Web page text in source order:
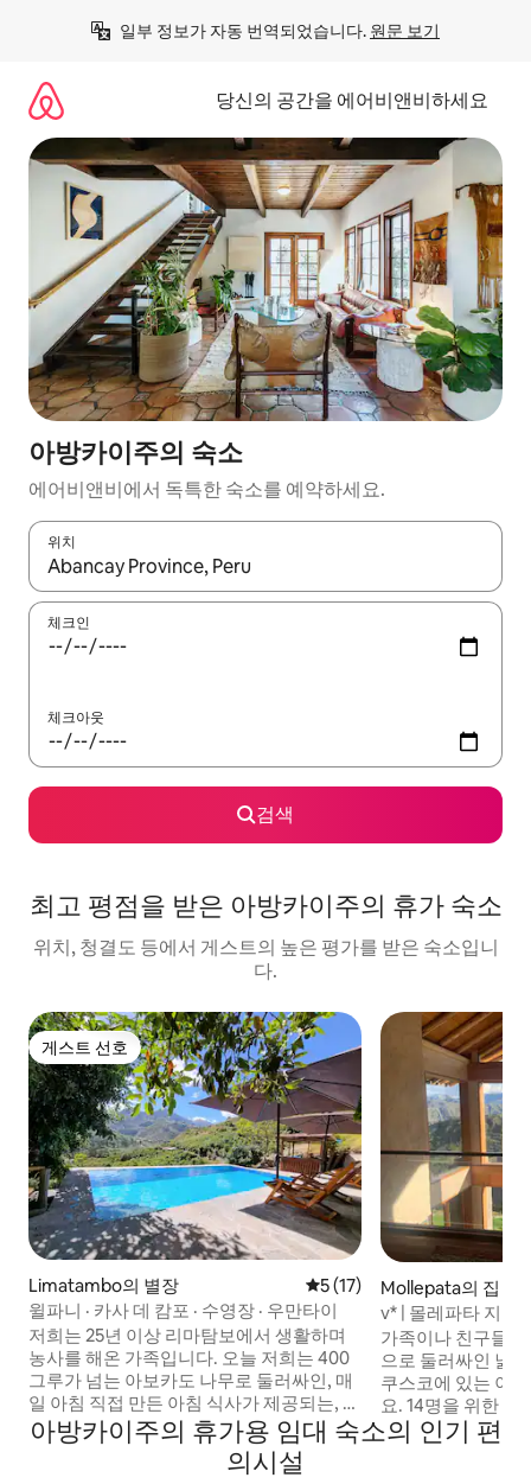
일부 정보가 자동 번역되었습니다. 원문 보기
당신의 공간을 에어비앤비하세요
아방카이주의 숙소
에어비앤비에서 독특한 숙소를 예약하세요.
위치
결과가 나오면 위·아래 화살표 키를 사용하거나 터치 또는 스와이
체크인
체크아웃
검색
최고 평점을 받은 아방카이주의 휴가 숙소
위치, 청결도 등에서 게스트의 높은 평가를 받은 숙소입니
다.
게스트 선호
게스트 선호
Limatambo의 별장 평점 5점(5점 만점), 후기 17
5 (17)
윌파니 · 카사 데 캄포 · 수영장 · 우만타이
저희는 25년 이상 리마탐보에서 생활하며
농사를 해온 가족입니다. 오늘 저희는 400
그루가 넘는 아보카도 나무로 둘러싸인, 매
일 아침 직접 만든 아침 식사가 제공되는, 안
데스 산맥이 보이는 수영장이 있는 저희 집
을 마치 자신의 집처럼 즐기실 수 있도록 문
을 엽니다. 매일 아침 저희 농장에서 생산한
Mollepata의 집
v* | 몰레파타 지구
가족이나 친구들
으로 둘러싸인 넓
쿠스코에 있는 이
요. 14명을 위한 전
다 발코니가 있고,
하고 도시에서 멀
아방카이주의 휴가용 임대 숙소의 인기 편
의시설